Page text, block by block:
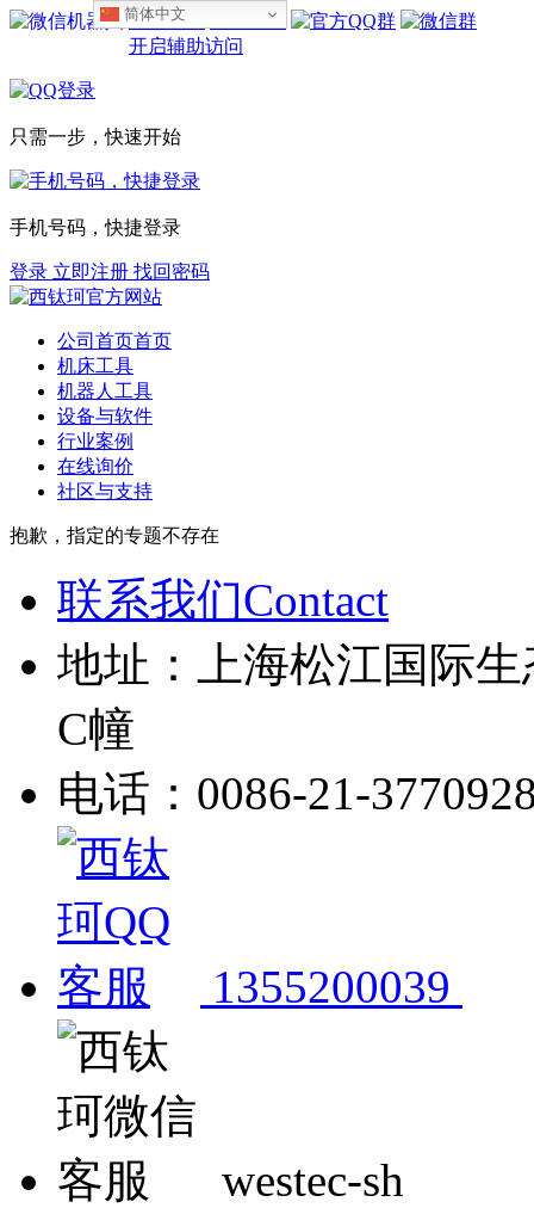
简体中文
设为首页
收藏本站
开启辅助访问
只需一步，快速开始
手机号码，快捷登录
登录 立即注册 找回密码
公司首页首页
机床工具
机器人工具
设备与软件
行业案例
在线询价
社区与支持
抱歉，指定的专题不存在
联系我们Contact
地址：上海松江国际
C幢
电话：0086-21-
1355200039
westec-sh